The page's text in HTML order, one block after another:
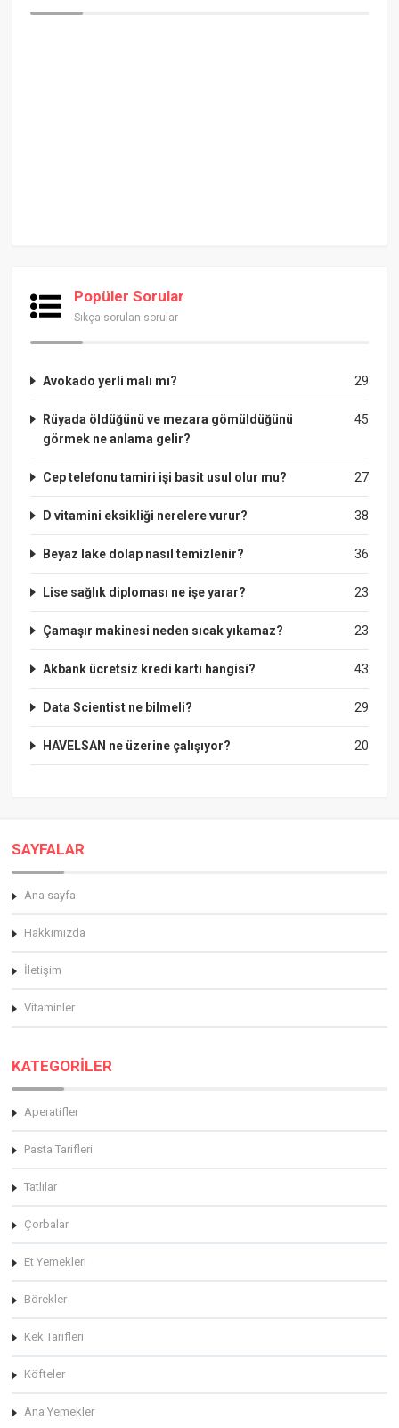
Popüler Sorular
Sıkça sorulan sorular
29
Avokado yerli malı mı?
45
Rüyada öldüğünü ve mezara gömüldüğünü
görmek ne anlama gelir?
27
Cep telefonu tamiri işi basit usul olur mu?
38
D vitamini eksikliği nerelere vurur?
36
Beyaz lake dolap nasıl temizlenir?
23
Lise sağlık diploması ne işe yarar?
23
Çamaşır makinesi neden sıcak yıkamaz?
43
Akbank ücretsiz kredi kartı hangisi?
29
Data Scientist ne bilmeli?
20
HAVELSAN ne üzerine çalışıyor?
SAYFALAR
Ana sayfa
Hakkimizda
İletişim
Vitaminler
KATEGORİLER
Aperatifler
Pasta Tarifleri
Tatlılar
Çorbalar
Et Yemekleri
Börekler
Kek Tarifleri
Köfteler
Ana Yemekler